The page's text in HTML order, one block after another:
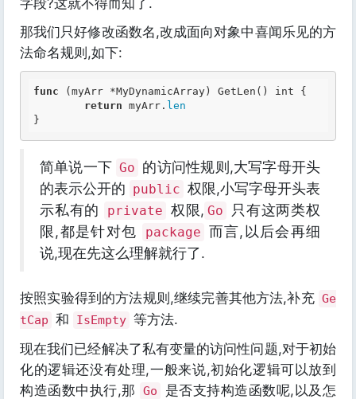
那我们只好修改函数名,改成面向对象中喜闻乐见的方
法命名规则,如下:
func (myArr *MyDynamicArray) GetLen() int {
return myArr. len
简单说一下 Go 的访问性规则,大写字母开头
的表示公开的 public 权限,小写字母开头表
示私有的
private 权限, Go
只有这两类权
限,都是针对包
package 而言,以后会再细
说,现在先这么理解就行了.
按照实验得到的方法规则,继续完善其他方法,补充 Ge
tCap 和 IsEmpty 等方法.
现在我们已经解决了私有变量的访问性问题,对于初始
化的逻辑还没有处理,一般来说,初始化逻辑可以放到
构造函数中执行,那
Go
是否支持构造函数呢,以及怎